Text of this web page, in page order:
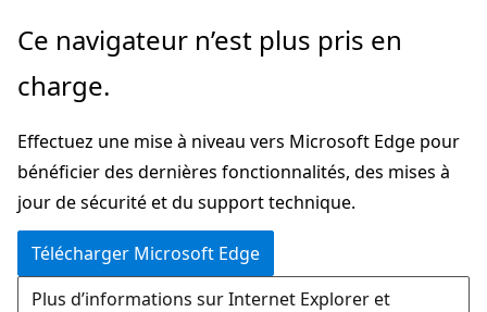
Passer
contenu
Ce navigateur n’est plus pris en
charge.
Effectuez une mise à niveau vers Microsoft Edge pour
bénéficier des dernières fonctionnalités, des mises à
jour de sécurité et du support technique.
Télécharger Microsoft Edge
Plus d’informations sur Internet Explorer et